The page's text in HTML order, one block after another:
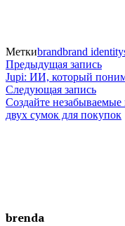
Меткиbrandbrand identity
Навигация
по
записям
Предыдущая запись
Jupi: ИИ, который
Следующая запись
Создайте
двух сумок для покупок
brenda